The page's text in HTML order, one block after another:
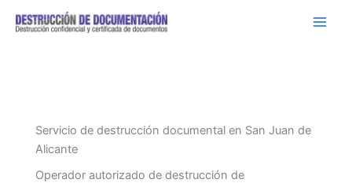
Servicio de destrucción documental en San Juan de
Alicante
Operador autorizado de destrucción de